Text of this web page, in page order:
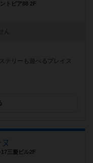
トピア88 2F
ん
テリーも遊べるプレイス
三慶ビル2F